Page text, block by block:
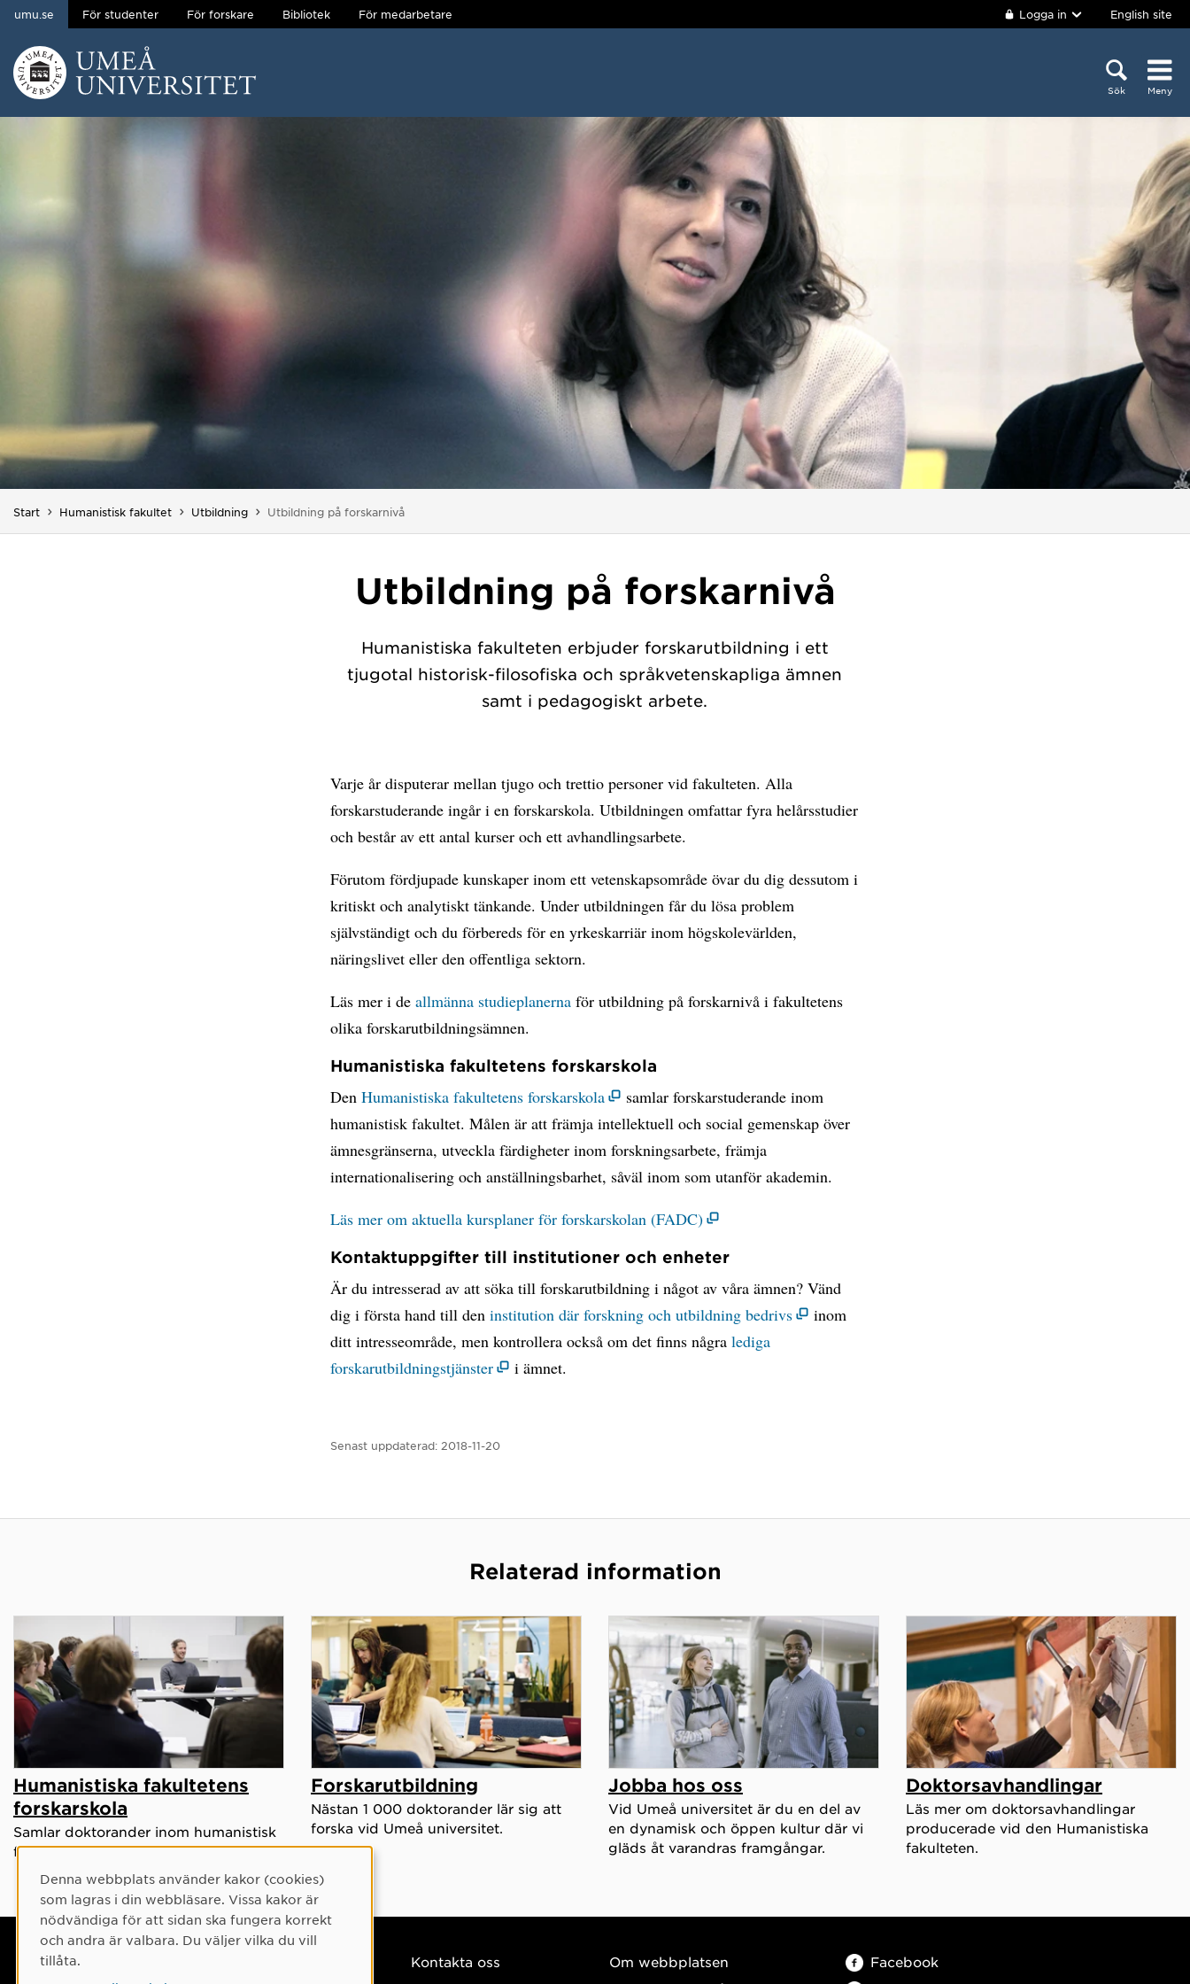
Hoppa direkt till innehållet
umu.se För studenter För forskare Bibliotek För medarbetare Logga in English site
Sök Meny
Start Humanistisk fakultet Utbildning Du är här:
Utbildning på forskarnivå
Utbildning på forskarnivå
Humanistiska fakulteten erbjuder forskarutbildning i ett
tjugotal historisk-filosofiska och språkvetenskapliga ämnen
samt i pedagogiskt arbete.
Varje år disputerar mellan tjugo och trettio personer vid fakulteten. Alla
forskarstuderande ingår i en forskarskola. Utbildningen omfattar fyra helårsstudier
och består av ett antal kurser och ett avhandlingsarbete.
Förutom fördjupade kunskaper inom ett vetenskapsområde övar du dig dessutom i
kritiskt och analytiskt tänkande. Under utbildningen får du lösa problem
självständigt och du förbereds för en yrkeskarriär inom högskolevärlden,
näringslivet eller den offentliga sektorn.
Läs mer i deallmänna studieplanerna för utbildning på forskarnivå i fakultetens
olika forskarutbildningsämnen.
Humanistiska fakultetens forskarskola
DenHumanistiska fakultetens forskarskola
samlar forskarstuderande inom
humanistisk fakultet. Målen är att främja intellektuell och social gemenskap över
ämnesgränserna, utveckla färdigheter inom forskningsarbete, främja
internationalisering och anställningsbarhet, såväl inom som utanför akademin.
Läs mer om aktuella kursplaner för forskarskolan (FADC)
Kontaktuppgifter till institutioner och enheter
Är du intresserad av att söka till forskarutbildning i något av våra ämnen? Vänd
dig i första hand till deninstitution där forskning och utbildning bedrivs
inom
ditt intresseområde, men kontrollera också om det finns någralediga
forskarutbildningstjänster
i ämnet.
Senast uppdaterad: 2018-11-20
Relaterad information
Humanistiska fakultetens
forskarskola
Samlar doktorander inom humanistisk
fakultet oavsett ämne.
Forskarutbildning
Nästan 1 000 doktorander lär sig att
forska vid Umeå universitet.
Jobba hos oss
Vid Umeå universitet är du en del av
en dynamisk och öppen kultur där vi
gläds åt varandras framgångar.
Doktorsavhandlingar
Läs mer om doktorsavhandlingar
producerade vid den Humanistiska
fakulteten.
Kontakta oss
Om webbplatsen
Facebook
Cookie-samtycke
Denna webbplats använder kakor (cookies)
som lagras i din webbläsare. Vissa kakor är
nödvändiga för att sidan ska fungera korrekt
och andra är valbara. Du väljer vilka du vill
tillåta.